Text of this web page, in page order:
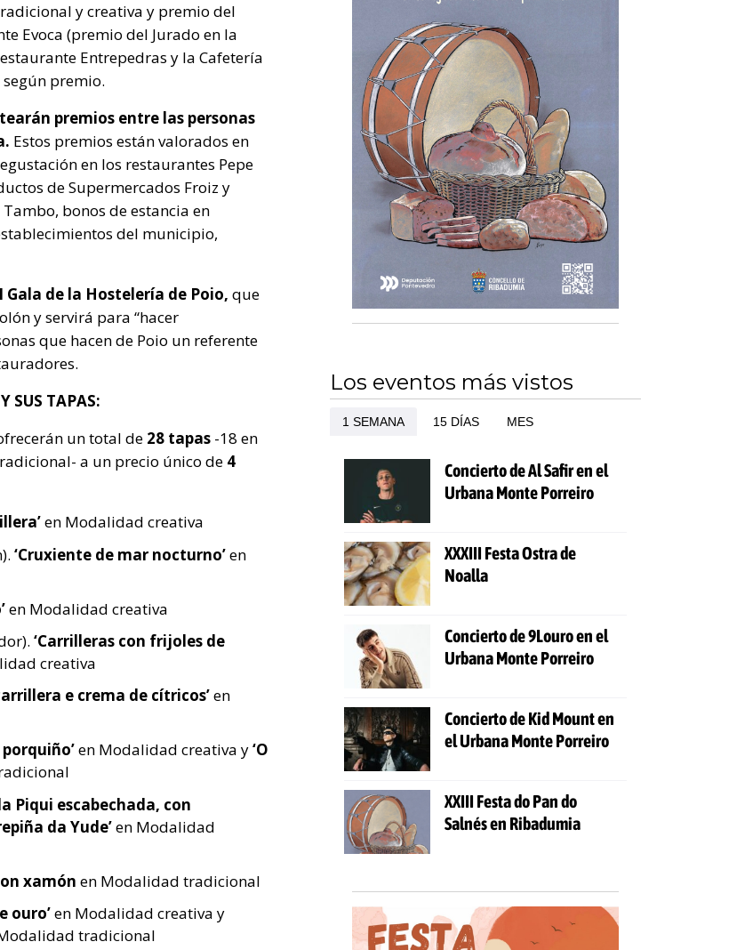
y creativa y premio del
Evoca (premio del Jurado en la
Entrepedras y la Cafetería
premio.
premios entre las personas
Estos premios están valorados en
en los restaurantes Pepe
de Supermercados Froiz y
bonos de estancia en
del municipio,
Gala de la Hostelería de Poio, que
y servirá para “hacer
que hacen de Poio un referente
SUS TAPAS:
un total de 28 tapas -18 en
a un precio único de 4
en Modalidad creativa
‘Cruxiente de mar nocturno’en
en Modalidad creativa
‘Carrilleras con frijoles de
creativa
e crema de cítricos’en
en Modalidad creativa y‘O
Piqui escabechada, con
da Yude’en Modalidad
xamón en Modalidad tradicional
ouro’en Modalidad creativa y
Modalidad tradicional
Los eventos más vistos
1 SEMANA 15 DÍAS MES
Concierto de Al Safir en el
Urbana Monte Porreiro
XXXIII Festa Ostra de
Noalla
Concierto de 9Louro en el
Urbana Monte Porreiro
Concierto de Kid Mount en
el Urbana Monte Porreiro
XXIII Festa do Pan do
Salnés en Ribadumia